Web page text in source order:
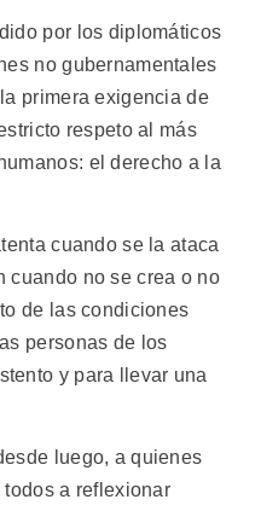
por los diplomáticos
no gubernamentales
primera exigencia de
respeto al más
el derecho a la
cuando se la ataca
cuando no se crea o no
de las condiciones
personas de los
y para llevar una
luego, a quienes
todos a reflexionar